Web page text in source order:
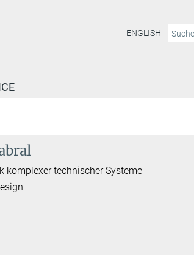
ENGLISH
komplexer technischer Systeme